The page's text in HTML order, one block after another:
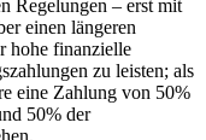
Regelungen – erst mit
einen längeren
hohe finanzielle
zu leisten; als
eine Zahlung von 50%
50% der